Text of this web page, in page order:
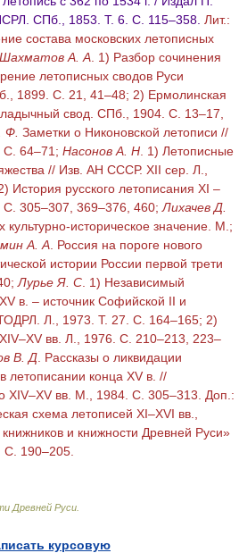
СПб., 1853. Т. 6. С. 115–358. Лит.:
состава московских летописных
Шахматов А. А . 1) Разбор сочинения
летописных сводов Руси
1899. С. 21, 41–48; 2) Ермолинская
свод. СПб., 1904. С. 13–17,
Ф. Заметки о Никоновской летописи //
С. 64–71; Насонов А. Н . 1) Летописные
// Изв. АН СССР. XII сер. Л.,
русского летописания XI –
305–307, 369–376, 460; Лихачев Д.
культурно-историческое значение. М.;
А. А . Россия на пороге нового
истории России первой трети
Лурье Я. С . 1) Независимый
в. – источник Софийской II и
Л., 1973. Т. 27. С. 164–165; 2)
вв. Л., 1976. С. 210–213, 223–
В. Д . Рассказы о ликвидации
летописании конца XV в. //
XIV–XV вв. М., 1984. С. 305–313.
Доп.:
схема летописей XI–XVI вв.,
и книжности Древней Руси»
190–205.
Древней Руси
курсовую